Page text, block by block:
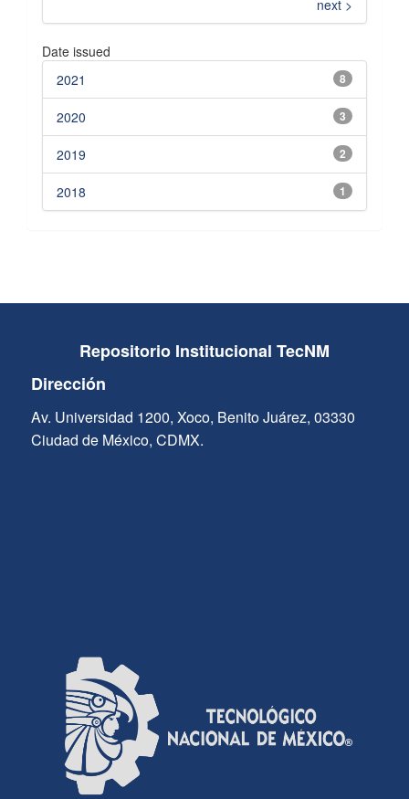
next >
Date issued
8
2021
3
2020
2
2019
1
2018
Repositorio Institucional TecNM
Dirección
Av. Universidad 1200, Xoco, Benito Juárez, 03330
Ciudad de México, CDMX.